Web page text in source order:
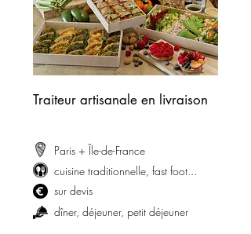
Traiteur artisanale en livraison
Paris + Île-de-France
cuisine traditionnelle, fast foot...
sur devis
dîner, déjeuner, petit déjeuner